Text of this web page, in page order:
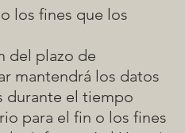
los fines que los
del plazo de
mantendrá los datos
durante el tiempo
para el fin o los fines